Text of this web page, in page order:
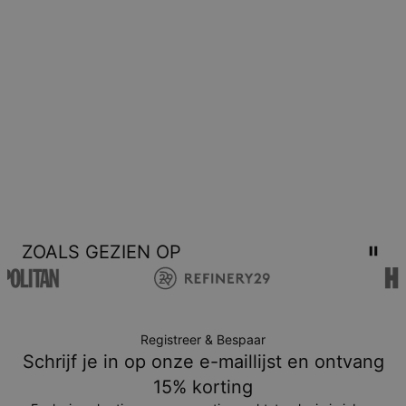
ZOALS GEZIEN OP
Registreer & Bespaar
Schrijf je in op onze e-maillijst en ontvang
15% korting